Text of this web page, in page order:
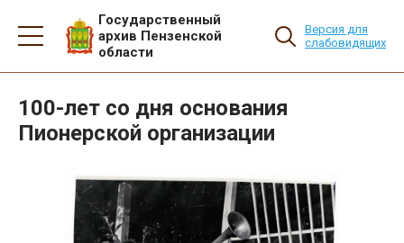
Государственный
архив Пензенской
области
Версия для
слабовидящих
100-лет со дня основания
Пионерской организации